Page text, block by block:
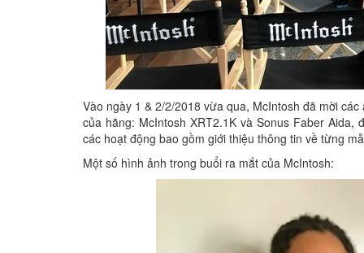
Vào ngày 1 & 2/2/2018 vừa qua, McIntosh đã mời
của hãng: McIntosh XRT2.1K và Sonus Faber
các hoạt động bao gồm giới thiệu thông tin về từng
Một số hình ảnh trong buổi ra mắt của McIntosh: